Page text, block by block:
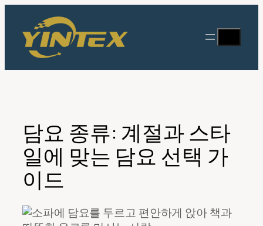
바
다
담요 종류: 계절과 스타
일에 맞는 담요 선택 가
이드